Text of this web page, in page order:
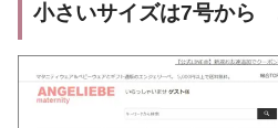
小さいサイズは7号から